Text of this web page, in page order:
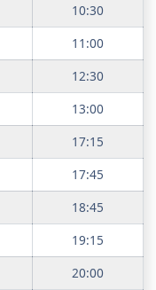
10:30
11:00
12:30
13:00
17:15
17:45
18:45
19:15
20:00